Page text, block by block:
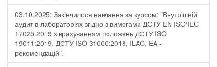
03.10.2025: Закінчилося навчання за курсом: "Внутрішній
аудит в лабораторіях згідно з вимогами ДСТУ EN ISO/IEC
17025:2019 з врахуванням положень ДСТУ ISO
19011:2019, ДСТУ ISO 31000:2018, ILAC, EA -
рекомендацій".